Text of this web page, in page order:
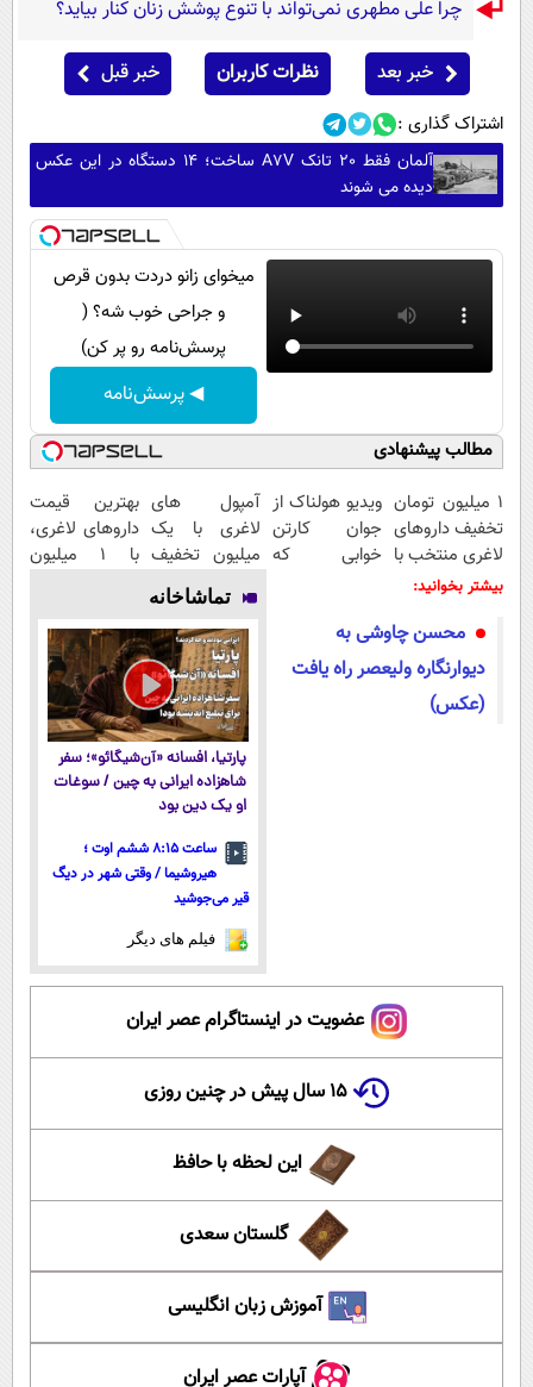
چرا علی مطهری نمی‌تواند با تنوع پوشش زنان کنار بیاید؟
خبر بعد نظرات کاربران خبر قبل
اشتراک گذاری :
آلمان فقط 20 تانک A7V ساخت؛ 14 دستگاه در این عکس
دیده می شوند
میخوای زانو دردت بدون قرص
و جراحی خوب شه؟ (
پرسش‌نامه رو پر کن)
◀ پرسش‌نامه
مطالب پیشنهادی
۱ میلیون تومان
تخفیف داروهای
لاغری منتخب با
ارسال از
نزدیکت
ویدیو هولناک از
جوان کارتن
خوابی که
آمپول های
لاغری با یک
میلیون تخفیف
| ارسال از
داروخانه های
معتبر
بهترین قیمت
داروهای لاغری،
با ۱ میلیون
بیشتر بخوانید:
محسن چاوشی به
دیوارنگاره ولیعصر راه یافت
(عکس)
تماشاخانه
پارتیا، افسانه «آن‌شیگائو»؛ سفر
شاهزاده ایرانی به چین / سوغات
او یک دین بود
ساعت ۸:۱۵ ششم اوت ؛
هیروشیما / وقتی شهر در دیگ
قیر می‌جوشید
فیلم های دیگر
عضویت در اینستاگرام عصر ایران
۱۵ سال پیش در چنین روزی
این لحظه با حافظ
گلستان سعدی
آموزش زبان انگلیسی
آپارات عصر ایران